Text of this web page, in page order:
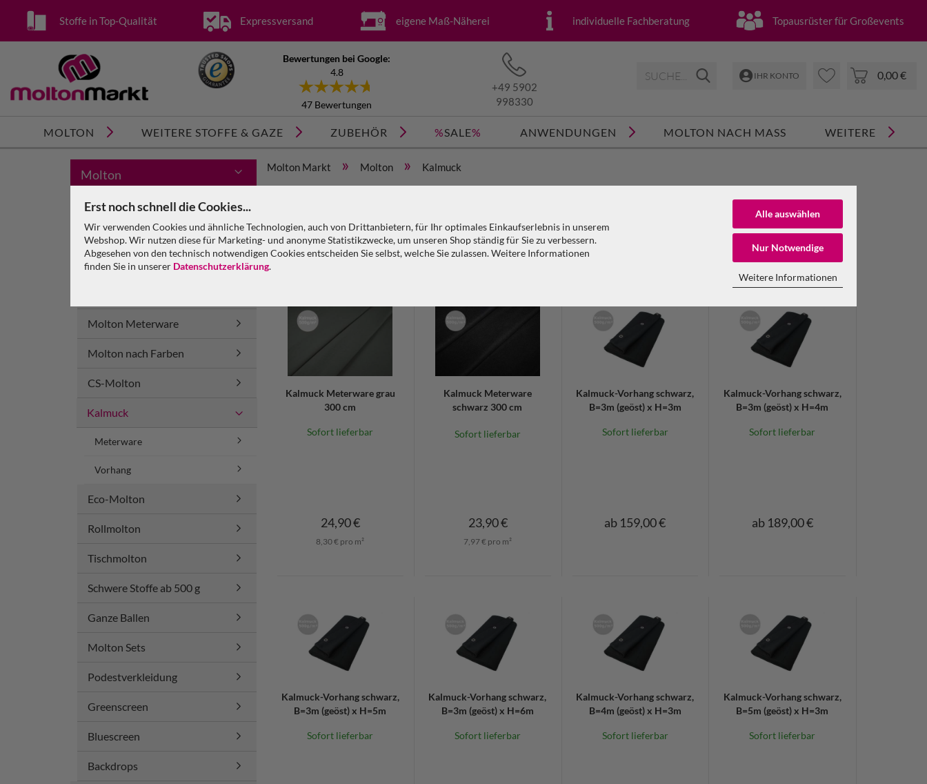
Erst noch schnell die Cookies...
Wir verwenden Cookies und ähnliche Technologien, auch von Drittanbietern, für Ihr optimales Einkaufserlebnis in unserem
Webshop. Wir nutzen diese für Marketing- und anonyme Statistikzwecke, um unseren Shop ständig für Sie zu verbessern.
Abgesehen von den technisch notwendigen Cookies entscheiden Sie selbst, welche Sie zulassen. Weitere Informationen
finden Sie in unserer Datenschutzerklärung.
Alle auswählen
Nur Notwendige
Weitere Informationen
Stoffe in Top-Qualität Expressversand eigene Maß-Näherei individuelle Fachberatung Topausrüster für Großevents
Bewertungen bei Google:
4.8
47 Bewertungen
+49 5902
998330
0,00 €
IHR KONTO
MOLTON WEITERE STOFFE & GAZE ZUBEHÖR %SALE% ANWENDUNGEN MOLTON NACH MASS WEITERE
Molton Markt » Molton » Kalmuck
Farbe Stoffart Ausführung Flächengewicht Breite
Länge / Höhe Stoffbeschaffenheit Material
Kalmuck Meterware grau
300 cm
Sofort lieferbar
24,90 €
8,30 € pro m²
Kalmuck Meterware
schwarz 300 cm
Sofort lieferbar
23,90 €
7,97 € pro m²
Kalmuck-Vorhang schwarz,
B=3m (geöst) x H=3m
Sofort lieferbar
ab 159,00 €
Kalmuck-Vorhang schwarz,
B=3m (geöst) x H=4m
Sofort lieferbar
ab 189,00 €
Kalmuck-Vorhang schwarz,
B=3m (geöst) x H=5m
Sofort lieferbar
Kalmuck-Vorhang schwarz,
B=3m (geöst) x H=6m
Sofort lieferbar
Kalmuck-Vorhang schwarz,
B=4m (geöst) x H=3m
Sofort lieferbar
Kalmuck-Vorhang schwarz,
B=5m (geöst) x H=3m
Sofort lieferbar
Molton
Bühnenmolton
Dekomolton
Molton GREENLINE
Molton Meterware
Molton nach Farben
CS-Molton
Kalmuck
Meterware
Vorhang
Eco-Molton
Rollmolton
Tischmolton
Schwere Stoffe ab 500 g
Ganze Ballen
Molton Sets
Podestverkleidung
Greenscreen
Bluescreen
Backdrops